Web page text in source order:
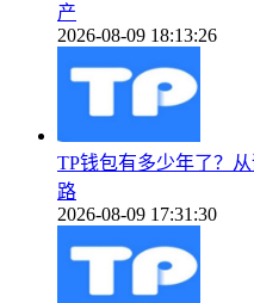
产
2026-08-09 18:13:26
TP钱包有多少年了？
路
2026-08-09 17:31:30